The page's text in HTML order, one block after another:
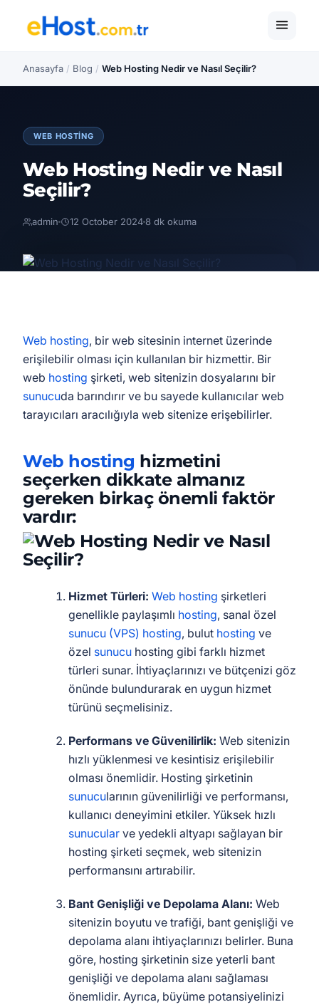
Anasayfa / Blog / Web Hosting Nedir ve Nasıl Seçilir?
WEB HOSTING
Web Hosting Nedir ve Nasıl
Seçilir?
admin 12 October 20248 dk okuma
Web hosting, bir web sitesinin internet üzerinde
erişilebilir olması için kullanılan bir hizmettir. Bir
web hosting şirketi, web sitenizin dosyalarını bir
sunucuda barındırır ve bu sayede kullanıcılar web
tarayıcıları aracılığıyla web sitenize erişebilirler.
Web hosting hizmetini
seçerken dikkate almanız
gereken birkaç önemli faktör
vardır:
Hizmet Türleri: Web hosting şirketleri
genellikle paylaşımlı hosting, sanal özel
sunucu (VPS) hosting, bulut hosting ve
özel sunucu hosting gibi farklı hizmet
türleri sunar. İhtiyaçlarınızı ve bütçenizi göz
önünde bulundurarak en uygun hizmet
türünü seçmelisiniz.
Performans ve Güvenilirlik: Web sitenizin
hızlı yüklenmesi ve kesintisiz erişilebilir
olması önemlidir. Hosting şirketinin
sunucularının güvenilirliği ve performansı,
kullanıcı deneyimini etkiler. Yüksek hızlı
sunucular ve yedekli altyapı sağlayan bir
hosting şirketi seçmek, web sitenizin
performansını artırabilir.
Bant Genişliği ve Depolama Alanı: Web
sitenizin boyutu ve trafiği, bant genişliği ve
depolama alanı ihtiyaçlarınızı belirler. Buna
göre, hosting şirketinin size yeterli bant
genişliği ve depolama alanı sağlaması
önemlidir. Ayrıca, büyüme potansiyelinizi